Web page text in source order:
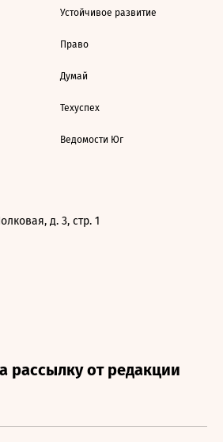
Устойчивое развитие
Право
Думай
Техуспех
Ведомости Юг
д. 3, стр. 1